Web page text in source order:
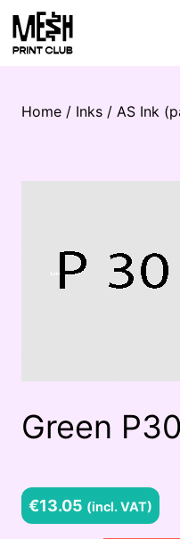
Home / Inks / AS Ink
Green P30
€13.05 (incl. VAT)